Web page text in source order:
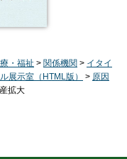
・福祉 > 関係機関 > イタイ
展示室（HTML版） > 原因
拡大